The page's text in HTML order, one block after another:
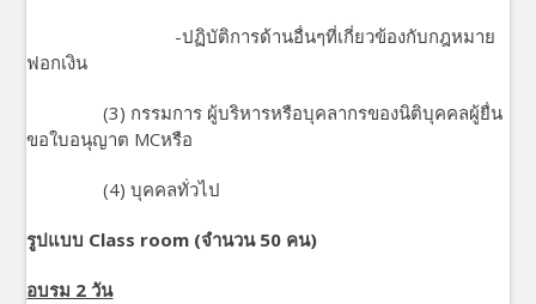
-ปฏิบัติการด้านอื่นๆที่เกี่ยวข้องกับกฎหมาย
ฟอกเงิน
(3) กรรมการ ผู้บริหารหรือบุคลากรของนิติบุคคลผู้ยื่น
ขอใบอนุญาต MCหรือ
(4) บุคคลทั่วไป
รูปแบบ Class room (จำนวน 50 คน)
อบรม 2 วัน